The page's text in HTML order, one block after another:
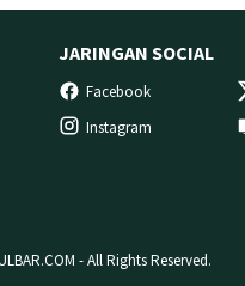
JARINGAN SOCIAL
Facebook
Instagram
- All Rights Reserved.